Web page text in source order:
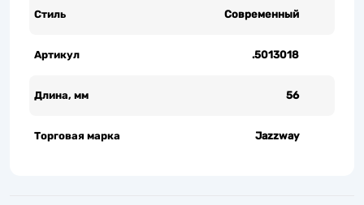
Стиль Современный
Артикул .5013018
Длина, мм 56
Торговая марка Jazzway